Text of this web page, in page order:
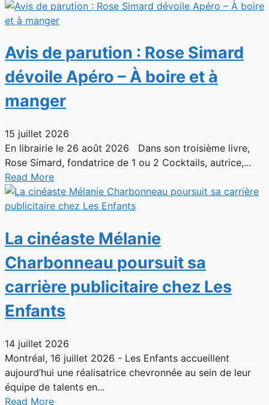
Avis de parution : Rose Simard
dévoile Apéro – À boire et à
manger
15 juillet 2026
En librairie le 26 août 2026 Dans son troisième livre,
Rose Simard, fondatrice de 1 ou 2 Cocktails, autrice,...
Read More
La cinéaste Mélanie
Charbonneau poursuit sa
carrière publicitaire chez Les
Enfants
14 juillet 2026
Montréal, 16 juillet 2026 - Les Enfants accueillent
aujourd’hui une réalisatrice chevronnée au sein de leur
équipe de talents en...
Read More